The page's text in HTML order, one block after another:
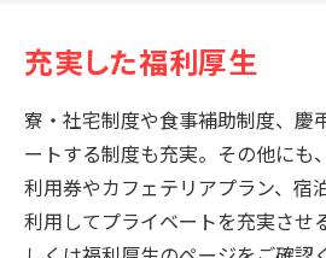
充実した福利厚生
寮・社宅制度や食事補助制度、慶
ートする制度も充実。その他にも
利用券やカフェテリアプラン、宿
利用してプライベートを充実させ